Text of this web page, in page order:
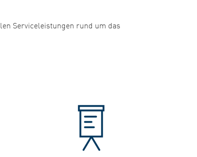
Serviceleistungen rund um das